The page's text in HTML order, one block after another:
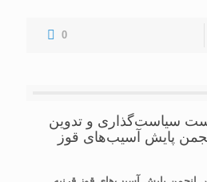
0
سیاست‌گذاری و تدوین
پایش آسیب‌های قوز